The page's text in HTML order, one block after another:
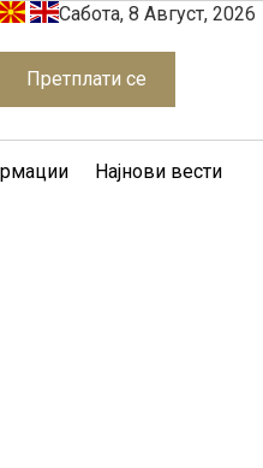
Сабота, 8 Август, 2026
Претплати се
Најнови вести